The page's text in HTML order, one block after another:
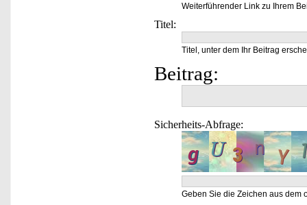
Weiterführender Link zu Ihrem
Titel:
Titel, unter dem Ihr Beitrag
Beitrag:
Sicherheits-Abfrage:
Geben Sie die Zeichen aus dem